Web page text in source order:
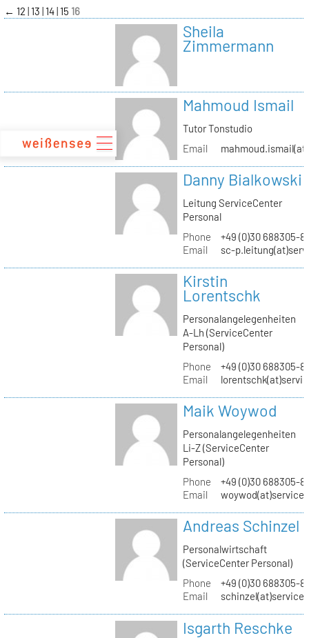
zum
Inhalt
← 12 13 14 15 16
Sheila
Zimmermann
Mahmoud Ismail
Tutor Tonstudio
Email
Danny Bialkowski
Leitung ServiceCenter
Personal
Phone
+49 (0)30 688305-
Email
sc-
Kirstin
Lorentschk
Personalangelegenheiten
A-Lh (ServiceCenter
Personal)
Phone
+49 (0)30 688305-
Email
Maik Woywod
Personalangelegenheiten
Li-Z (ServiceCenter
Personal)
Phone
+49 (0)30 688305-
Email
Andreas Schinzel
Personalwirtschaft
(ServiceCenter Personal)
Phone
+49 (0)30 688305-
Email
Isgarth Reschke